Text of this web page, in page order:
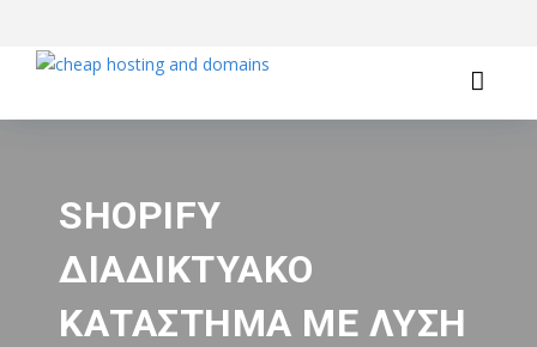
SHOPIFY
ΔΙΑΔΙΚΤΥΑΚΌ
ΚΑΤΆΣΤΗΜΑ ΜΕ ΛΎΣΗ